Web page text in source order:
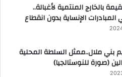
بالخارج المنتمية لأغبالة..
الإنساية بدون انقطاع
بني ملال..ممثل السلطة المحلية
(صورة للنوستالجيا)